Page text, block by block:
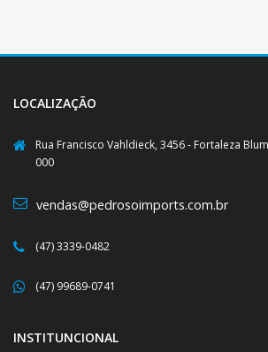
LOCALIZAÇÃO
Rua Francisco Vahldieck, 3456 - Fortaleza
000
vendas@pedrosoimports.com.br
(47) 3339-0482
(47) 99689-0741
INSTITUNCIONAL